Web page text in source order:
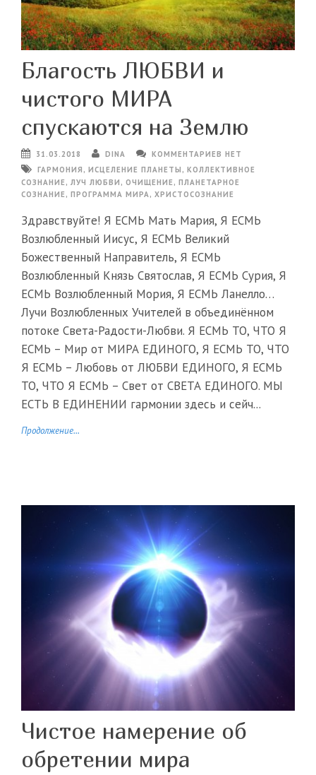
Благость ЛЮБВИ и
чистого МИРА
спускаются на Землю
31.03.2018 DINA
КОММЕНТАРИЕВ НЕТ
ГАРМОНИЯ , ИСЦЕЛЕНИЕ ПЛАНЕТЫ , КОЛЛЕКТИВНОЕ
СОЗНАНИЕ, ЛУЧ ЛЮБВИ , ОЧИЩЕНИЕ, ПЛАНЕТАРНОЕ
СОЗНАНИЕ, ПРОГРАММА МИРА, ХРИСТОСОЗНАНИЕ
Здравствуйте! Я ЕСМЬ Мать Мария, Я ЕСМЬ
Возлюбленный Иисус, Я ЕСМЬ Великий
Божественный Направитель, Я ЕСМЬ
Возлюбленный Князь Святослав, Я ЕСМЬ Сурия, Я
ЕСМЬ Возлюбленный Мория, Я ЕСМЬ Ланелло…
Лучи Возлюбленных Учителей в объединённом
потоке Света-Радости-Любви. Я ЕСМЬ ТО, ЧТО Я
ЕСМЬ – Мир от МИРА ЕДИНОГО, Я ЕСМЬ ТО, ЧТО
Я ЕСМЬ – Любовь от ЛЮБВИ ЕДИНОГО, Я ЕСМЬ
ТО, ЧТО Я ЕСМЬ – Свет от СВЕТА ЕДИНОГО. МЫ
ЕСТЬ В ЕДИНЕНИИ гармонии здесь и сейч...
Продолжение...
Чистое намерение об
обретении мира